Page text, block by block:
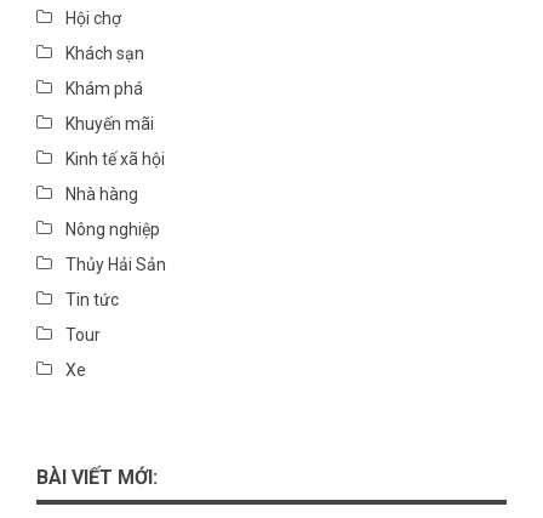
Hội chợ
Khách sạn
Khám phá
Khuyến mãi
Kinh tế xã hội
Nhà hàng
Nông nghiệp
Thủy Hải Sản
Tin tức
Tour
Xe
BÀI VIẾT MỚI: